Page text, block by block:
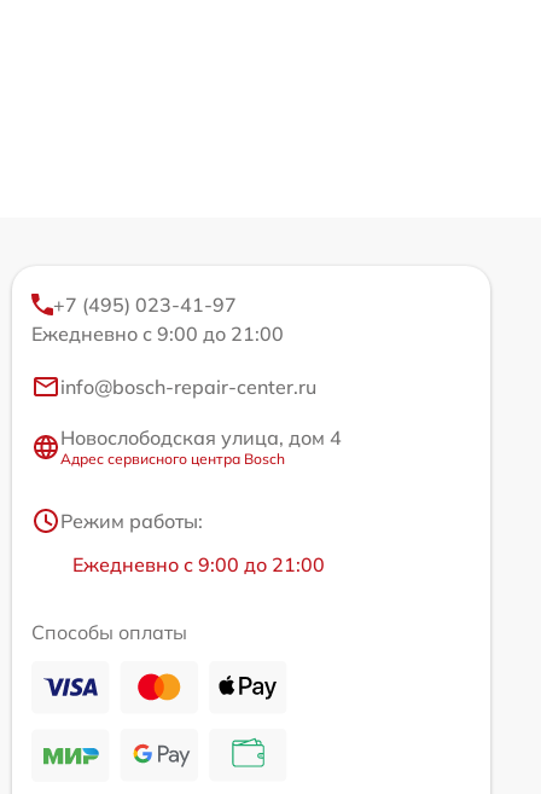
+7 (495) 023-41-97
Ежедневно с 9:00 до 21:00
info@bosch-repair-center.ru
Новослободская улица, дом 4
Адрес сервисного центра Bosch
Режим работы:
Ежедневно с 9:00 до 21:00
Способы оплаты